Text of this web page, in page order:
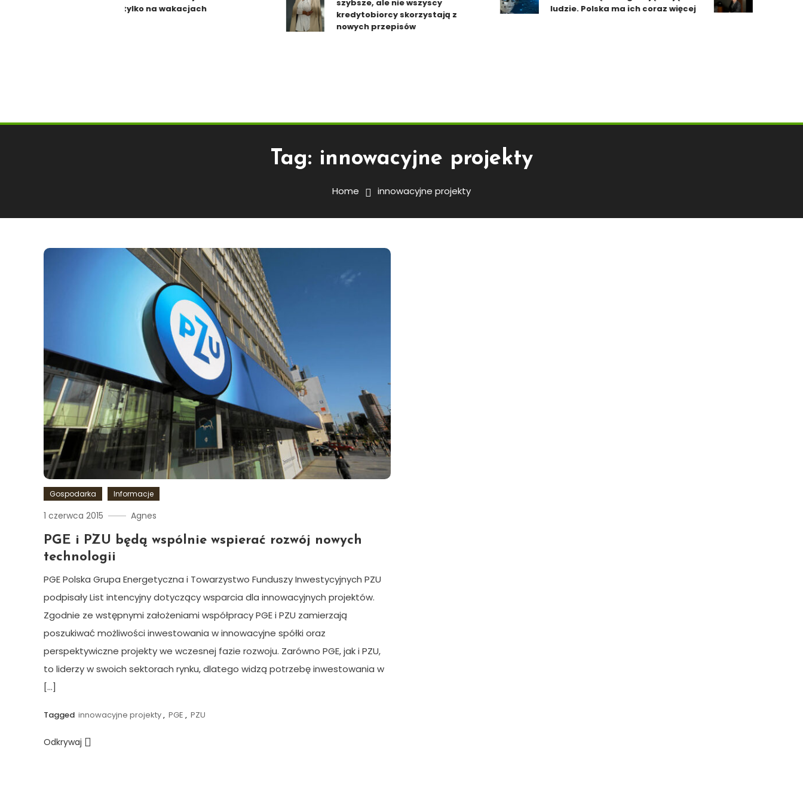
tylko na wakacjach
szybsze, ale nie wszyscy
kredytobiorcy skorzystają z
nowych przepisów
ludzie. Polska ma ich coraz więcej
Tag: innowacyjne projekty
Home innowacyjne projekty
Gospodarka Informacje
1 czerwca 2015 Agnes
PGE i PZU będą wspólnie wspierać rozwój nowych
technologii
PGE Polska Grupa Energetyczna i Towarzystwo Funduszy Inwestycyjnych PZU
podpisały List intencyjny dotyczący wsparcia dla innowacyjnych projektów.
Zgodnie ze wstępnymi założeniami współpracy PGE i PZU zamierzają
poszukiwać możliwości inwestowania w innowacyjne spółki oraz
perspektywiczne projekty we wczesnej fazie rozwoju. Zarówno PGE, jak i PZU,
to liderzy w swoich sektorach rynku, dlatego widzą potrzebę inwestowania w
[…]
Tagged innowacyjne projekty, PGE , PZU
Odkrywaj